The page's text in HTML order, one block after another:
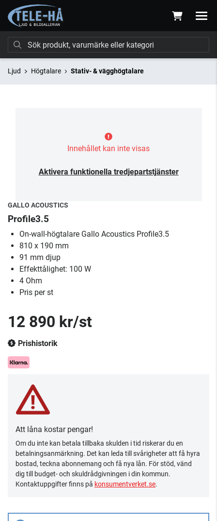
Ljud Högtalare Stativ- & vägghögtalare
Innehållet kan inte visas
Aktivera funktionella tredjepartstjänster
GALLO ACOUSTICS
Profile3.5
On-wall-högtalare Gallo Acoustics Profile3.5
810 x 190 mm
91 mm djup
Effekttålighet: 100 W
4 Ohm
Pris per st
12 890 kr/st
Prishistorik
Att låna kostar pengar!
Om du inte kan betala tillbaka skulden i tid riskerar du en
betalningsanmärkning. Det kan leda till svårigheter att få hyra
bostad, teckna abonnemang och få nya lån. För stöd, vänd
dig till budget- och skuldrådgivningen i din kommun.
Kontaktuppgifter finns på konsumentverket.se.